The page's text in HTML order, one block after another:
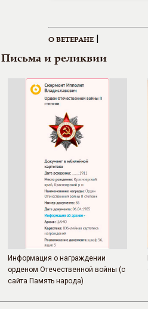
О ВЕТЕРАНЕ |
Письма и реликвии
Информация о награждении
орденом Отечественной войны (с
сайта Память народа)